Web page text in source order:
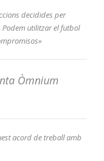
decidides per
utilitzar el futbol
Òmnium
acord de treball amb